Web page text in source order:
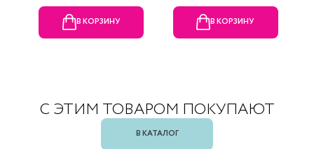
В КОРЗИНУ В КОРЗИНУ
С ЭТИМ ТОВАРОМ ПОКУПАЮТ
В КАТАЛОГ